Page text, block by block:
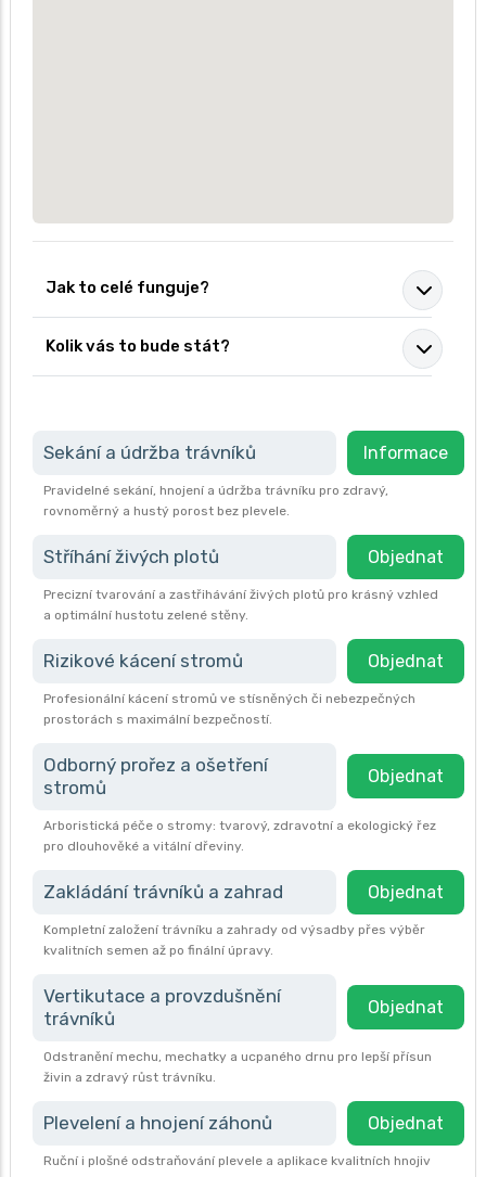
Jak to celé funguje?
Kolik vás to bude stát?
Sekání a údržba trávníků Informace
Pravidelné sekání, hnojení a údržba trávníku pro zdravý,
rovnoměrný a hustý porost bez plevele.
Stříhání živých plotů Objednat
Precizní tvarování a zastřihávání živých plotů pro krásný vzhled
a optimální hustotu zelené stěny.
Rizikové kácení stromů Objednat
Profesionální kácení stromů ve stísněných či nebezpečných
prostorách s maximální bezpečností.
Odborný prořez a ošetření
stromů
Objednat
Arboristická péče o stromy: tvarový, zdravotní a ekologický řez
pro dlouhověké a vitální dřeviny.
Zakládání trávníků a zahrad Objednat
Kompletní založení trávníku a zahrady od výsadby přes výběr
kvalitních semen až po finální úpravy.
Vertikutace a provzdušnění
trávníků
Objednat
Odstranění mechu, mechatky a ucpaného drnu pro lepší přísun
živin a zdravý růst trávníku.
Plevelení a hnojení záhonů Objednat
Ruční i plošné odstraňování plevele a aplikace kvalitních hnojiv